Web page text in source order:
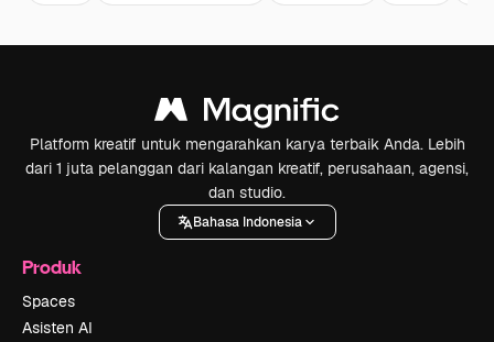
Platform kreatif untuk mengarahkan karya terbaik Anda. Lebih
dari 1 juta pelanggan dari kalangan kreatif, perusahaan, agensi,
dan studio.
Bahasa Indonesia
Produk
Spaces
Asisten AI